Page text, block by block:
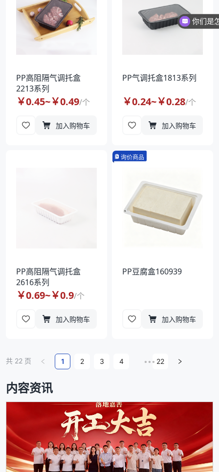
PP高阻隔气调托盒
2213系列
￥0.45~￥0.49/个
加入购物车
PP气调托盒1813系列
￥0.24~￥0.28/个
加入购物车
PP高阻隔气调托盒
2616系列
￥0.69~￥0.9/个
加入购物车
询价商品
PP豆腐盒160939
加入购物车
共 22 页 1 2 3 4 ••• 22
内容资讯
你们是